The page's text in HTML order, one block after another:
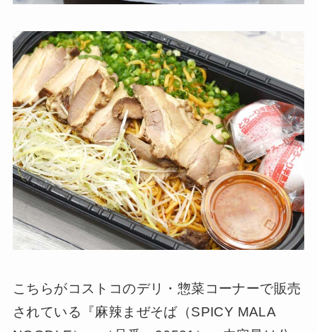
こちらがコストコのデリ・惣菜コーナーで販売
されている『麻辣まぜそば（SPICY MALA